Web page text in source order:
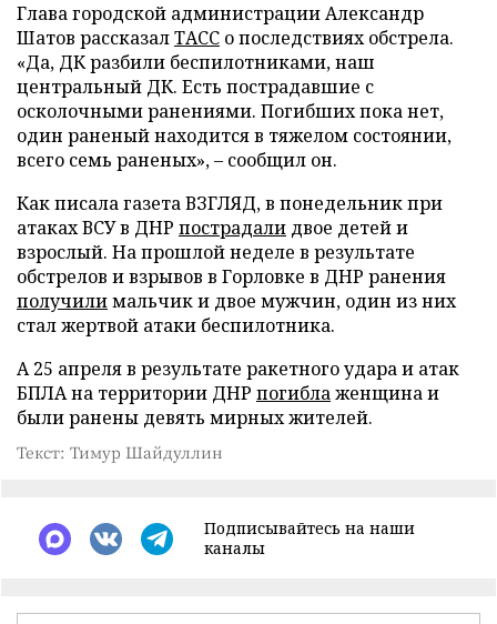
Глава городской администрации Александр
Шатов рассказалТАСС о последствиях обстрела.
«Да, ДК разбили беспилотниками, наш
центральный ДК. Есть пострадавшие с
осколочными ранениями. Погибших пока нет,
один раненый находится в тяжелом состоянии,
всего семь раненых», – сообщил он.
Как писала газета ВЗГЛЯД, в понедельник при
атаках ВСУ в ДНР пострадали двое детей и
взрослый. На прошлой неделе в результате
обстрелов и взрывов в Горловке в ДНР ранения
получилимальчик и двое мужчин, один из них
стал жертвой атаки беспилотника.
А 25 апреля в результате ракетного удара и атак
БПЛА на территории ДНР погиблаженщина и
были ранены девять мирных жителей.
Текст: Тимур Шайдуллин
Подписывайтесь на наши
каналы